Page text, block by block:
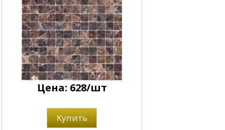
Цена: 628/шт
Купить